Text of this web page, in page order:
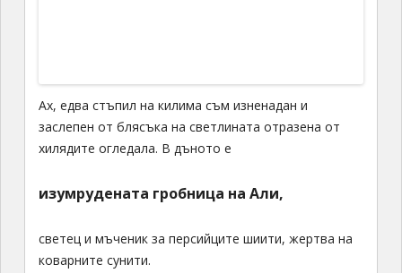
Ах, едва стъпил на килима съм изненадан и
заслепен от блясъка на светлината отразена от
хилядите огледала. В дъното е
изумрудената гробница на Али,
светец и мъченик за персийците шиити, жертва на
коварните сунити.